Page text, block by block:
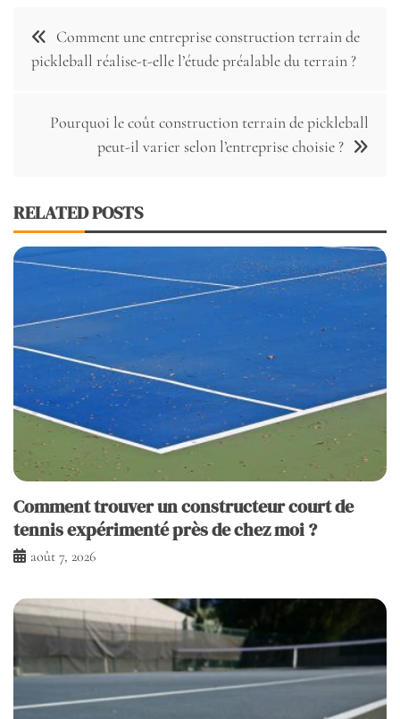
Navigation
de
Comment une entreprise construction terrain de
pickleball réalise-t-elle l’étude préalable du terrain ?
Pourquoi le coût construction terrain de pickleball
peut-il varier selon l’entreprise choisie ?
RELATED POSTS
Comment trouver un constructeur court de
tennis expérimenté près de chez moi ?
août 7, 2026